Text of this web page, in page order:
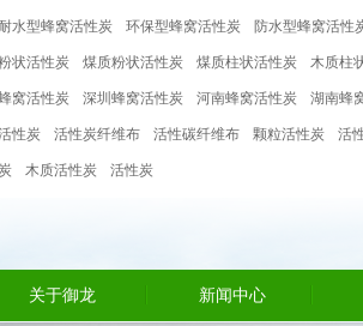
水型蜂窝活性炭 环保型蜂窝活性炭 防水型蜂窝活性
状活性炭 煤质粉状活性炭 煤质柱状活性炭 木质柱
窝活性炭 深圳蜂窝活性炭 河南蜂窝活性炭 湖南蜂
性炭 活性炭纤维布 活性碳纤维布 颗粒活性炭 活
木质活性炭 活性炭
关于御龙 新闻中心